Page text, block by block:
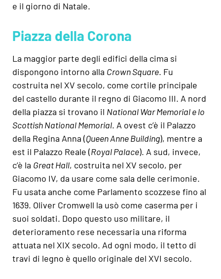
e il giorno di Natale.
Piazza della Corona
La maggior parte degli edifici della cima si
dispongono intorno alla Crown Square. Fu
costruita nel XV secolo, come cortile principale
del castello durante il regno di Giacomo III. A nord
della piazza si trovano il National War Memorial e lo
Scottish National Memorial. A ovest c’è il Palazzo
della Regina Anna (Queen Anne Building), mentre a
est il Palazzo Reale (Royal Palace). A sud, invece,
c’è la Great Hall, costruita nel XV secolo, per
Giacomo IV, da usare come sala delle cerimonie.
Fu usata anche come Parlamento scozzese fino al
1639. Oliver Cromwell la usò come caserma per i
suoi soldati. Dopo questo uso militare, il
deterioramento rese necessaria una riforma
attuata nel XIX secolo. Ad ogni modo, il tetto di
travi di legno è quello originale del XVI secolo.